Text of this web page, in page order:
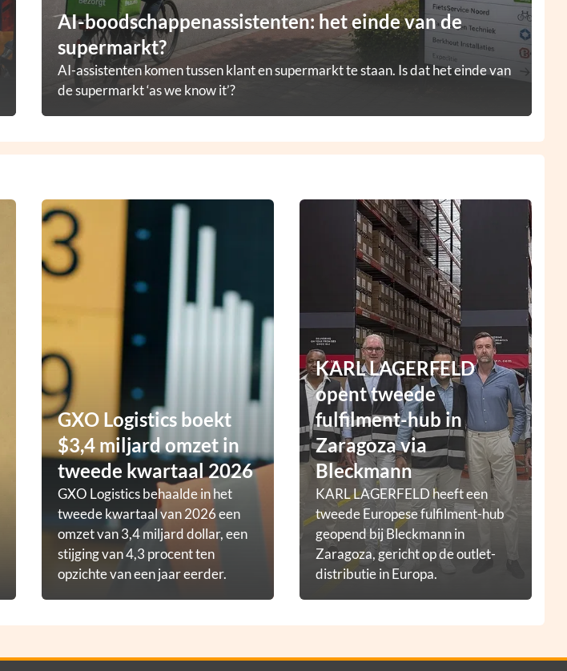
AI-boodschappenassistenten: het einde van de
supermarkt?
AI-assistenten komen tussen klant en supermarkt te staan. Is dat het einde van
de supermarkt ‘as we know it’?
GXO Logistics boekt
$3,4 miljard omzet in
tweede kwartaal 2026
GXO Logistics behaalde in het
tweede kwartaal van 2026 een
omzet van 3,4 miljard dollar, een
stijging van 4,3 procent ten
opzichte van een jaar eerder.
KARL LAGERFELD
opent tweede
fulfilment-hub in
Zaragoza via
Bleckmann
KARL LAGERFELD heeft een
tweede Europese fulfilment-hub
geopend bij Bleckmann in
Zaragoza, gericht op de outlet-
distributie in Europa.